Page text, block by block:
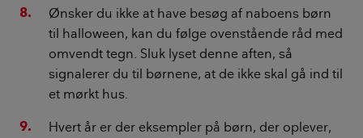
Ønsker du ikke at have besøg af naboens børn
til halloween, kan du følge ovenstående råd med
omvendt tegn. Sluk lyset denne aften, så
signalerer du til børnene, at de ikke skal gå ind til
et mørkt hus.
Hvert år er der eksempler på børn, der oplever,